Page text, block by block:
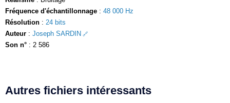
Fréquence d'échantillonnage : 48 000 Hz
Résolution : 24 bits
Auteur : Joseph SARDIN
Son n° : 2 586
Autres fichiers intéressants